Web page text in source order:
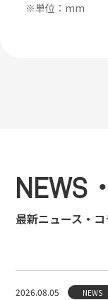
※単位：mm
NEWS
最新ニュース・
2026.08.05 NEWS